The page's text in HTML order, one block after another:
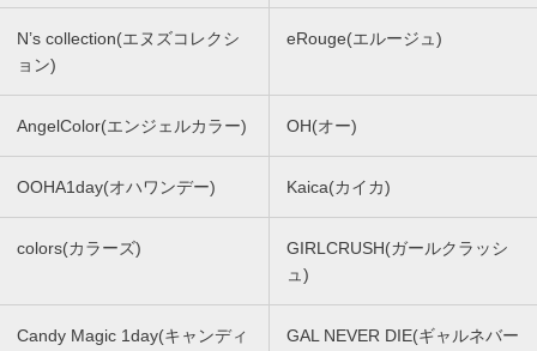
N’s collection(エヌズコレクシ
ョン)
eRouge(エルージュ)
AngelColor(エンジェルカラー) OH(オー)
OOHA1day(オハワンデー) Kaica(カイカ)
colors(カラーズ)
GIRLCRUSH(ガールクラッシ
ュ)
Candy Magic 1day(キャンディ
GAL NEVER DIE(ギャルネバー